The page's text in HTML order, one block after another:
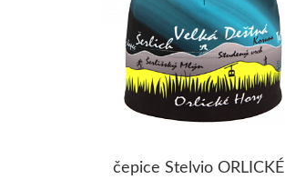
čepice Stelvio ORLICKÉ